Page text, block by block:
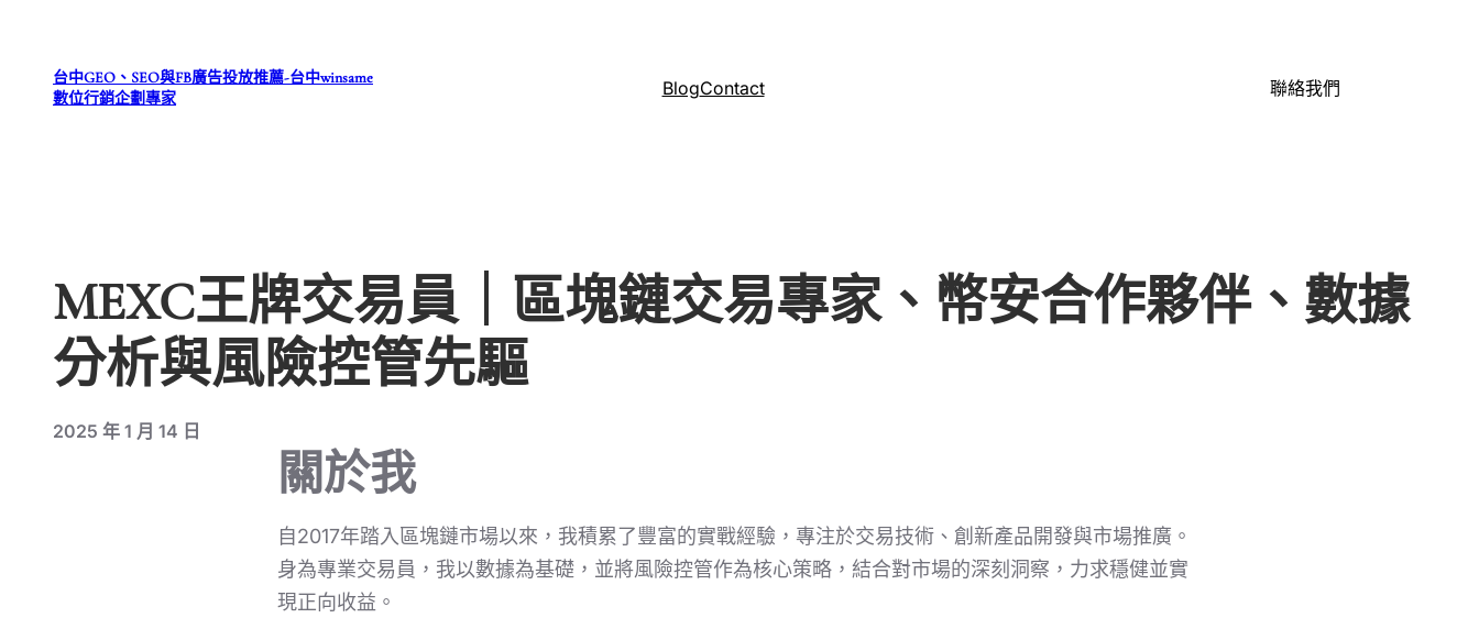
台中GEO、SEO與FB廣告投放推薦-台中winsame
數位行銷企劃專家
BlogContact 聯絡我們
MEXC王牌交易員｜區塊鏈交易專家、幣安合作夥伴、數據
分析與風險控管先驅
2025 年 1 月 14 日
關於我
自2017年踏入區塊鏈市場以來，我積累了豐富的實戰經驗，專注於交易技術、創新產品開發與市場推廣。
身為專業交易員，我以數據為基礎，並將風險控管作為核心策略，結合對市場的深刻洞察，力求穩健並實
現正向收益。